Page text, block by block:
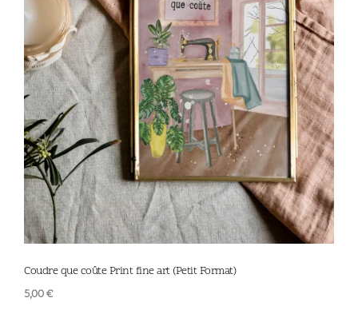
Coudre que coûte Print fine art (Petit Format)
5,00€